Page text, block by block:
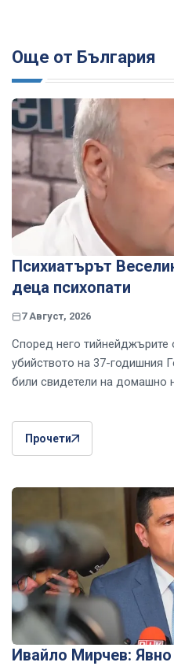
Още от България
Психиатърът
деца психопати
7 Август, 2026
Според него тийнейджърите
убийството на 37-годишния
били свидетели на домашно
Прочети
Ивайло Мирчев: